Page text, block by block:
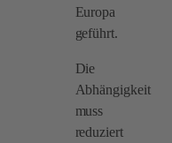
Europa
geführt.
Die
Abhängigkeit
muss
reduziert